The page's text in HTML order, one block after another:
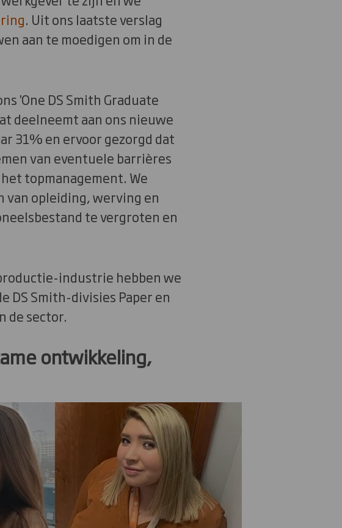
. Uit ons laatste verslag
aan te moedigen om in de
'One DS Smith Graduate
deelneemt aan ons nieuwe
31% en ervoor gezorgd dat
van eventuele barrières
topmanagement. We
van opleiding, werving en
te vergroten en
industrie hebben we
DS Smith-divisies Paper en
de sector.
ontwikkeling,